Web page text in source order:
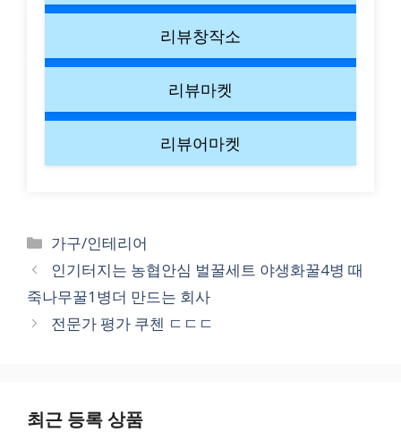
리뷰창작소
리뷰마켓
리뷰어마켓
Categories
가구/인테리어
인기터지는 농협안심 벌꿀세트 야생화꿀4병 때
죽나무꿀1병더 만드는 회사
전문가 평가 쿠첸 ㄷㄷㄷ
최근 등록 상품